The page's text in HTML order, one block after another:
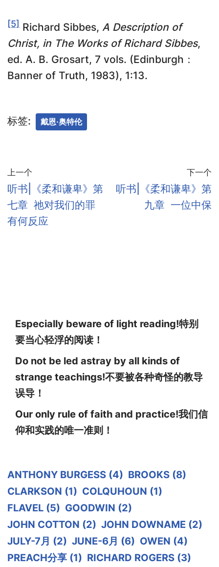
[5] Richard Sibbes, A Description of
Christ, in The Works of Richard Sibbes,
ed. A. B. Grosart, 7 vols. (Edinburgh：
Banner of Truth, 1983), 1:13.
标签: 戴恩·奥特伦
上一个
听书|《柔和谦卑》第
七章 祂对我们的罪
有何反应
下一个
听书|《柔和谦卑》第
九章 一位中保
Especially beware of light reading!特别
要当心轻浮的阅读！
Do not be led astray by all kinds of
strange teachings!不要被各种奇怪的教导
误导！
Our only rule of faith and practice!我们信
仰和实践的唯一准则！
ANTHONY BURGESS (4) BROOKS (8)
CLARKSON (1) COLQUHOUN (1)
FLAVEL (5) GOODWIN (2)
JOHN COTTON (2) JOHN DOWNAME (2)
JULY-7月 (2) JUNE-6月 (6) OWEN (4)
PREACH分享 (1) RICHARD ROGERS (3)